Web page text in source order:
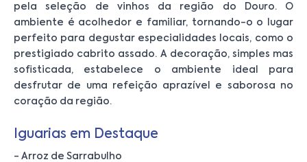
pela seleção de vinhos da região do Douro. O
ambiente é acolhedor e familiar, tornando-o o lugar
perfeito para degustar especialidades locais, como o
prestigiado cabrito assado. A decoração, simples mas
sofisticada, estabelece o ambiente ideal para
desfrutar de uma refeição aprazível e saborosa no
coração da região.
Iguarias em Destaque
- Arroz de Sarrabulho